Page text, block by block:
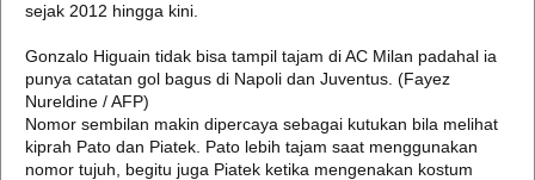
sejak 2012 hingga kini.
Gonzalo Higuain tidak bisa tampil tajam di AC Milan padahal ia
punya catatan gol bagus di Napoli dan Juventus. (Fayez
Nureldine / AFP)
Nomor sembilan makin dipercaya sebagai kutukan bila melihat
kiprah Pato dan Piatek. Pato lebih tajam saat menggunakan
nomor tujuh, begitu juga Piatek ketika mengenakan kostum